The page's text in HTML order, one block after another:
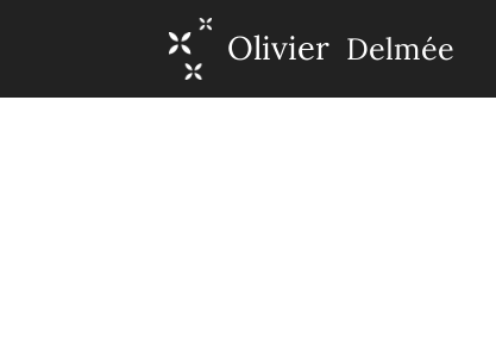
Olivier Delmée